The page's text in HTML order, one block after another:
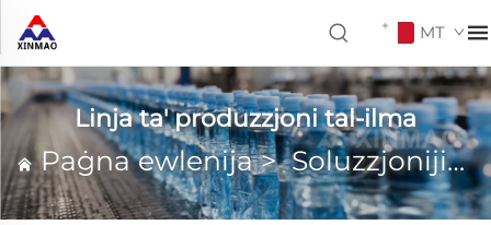
MT
Linja ta' produzzjoni tal-ilma
Paġna ewlenija>Soluzzjonijiet